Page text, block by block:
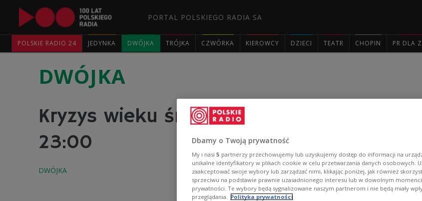
PORTAL POLSKIEGO RADIA SA
POLSKIE RADIO 24 JEDYNKA DWÓJKA TRÓJKA CZWÓRKA KIEROWCY DZIECI TEATR CHOPIN PR DLA
DWÓJKA
Kryzys wieku średniego 18 czerwca godz.
23:00
Dbamy o Twoją prywatność
My i nasi 5 partnerzy przechowujemy lub uzyskujemy dostęp do informacji na
unikalne identyfikatory w plikach cookie w celu przetwarzania danych osobowych.
zaakceptować swoje wybory lub zarządzać nimi, klikając poniżej, jak również
sprzeciwu na podstawie prawnie uzasadnionego interesu lub w dowolnym
prywatności. Te wybory będą sygnalizowane naszym partnerom i nie będą miały
przeglądania.
Polityka prywatności